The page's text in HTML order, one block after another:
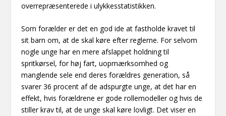
overrepræsenterede i ulykkesstatistikken.
Som forælder er det en god ide at fastholde kravet til
sit barn om, at de skal køre efter reglerne. For selvom
nogle unge har en mere afslappet holdning til
spritkørsel, for høj fart, uopmærksomhed og
manglende sele end deres forældres generation, så
svarer 36 procent af de adspurgte unge, at det har en
effekt, hvis forældrene er gode rollemodeller og hvis de
stiller krav til, at de unge skal køre lovligt. Det viser en